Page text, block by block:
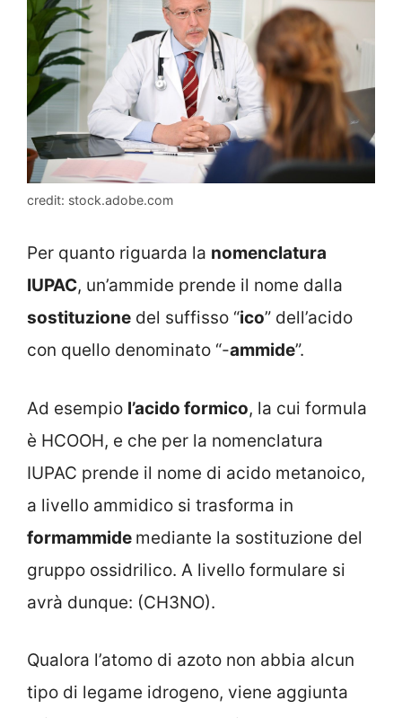
credit: stock.adobe.com
Per quanto riguarda la nomenclatura
IUPAC, un’ammide prende il nome dalla
sostituzione del suffisso “ico” dell’acido
con quello denominato “-ammide”.
Ad esempio l’acido formico, la cui formula
è HCOOH, e che per la nomenclatura
IUPAC prende il nome di acido metanoico,
a livello ammidico si trasforma in
formammide mediante la sostituzione del
gruppo ossidrilico. A livello formulare si
avrà dunque: (CH3NO).
Qualora l’atomo di azoto non abbia alcun
tipo di legame idrogeno, viene aggiunta